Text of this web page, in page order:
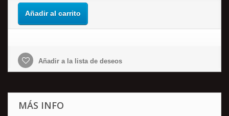
Añadir al carrito
Añadir a la lista de deseos
MÁS INFO